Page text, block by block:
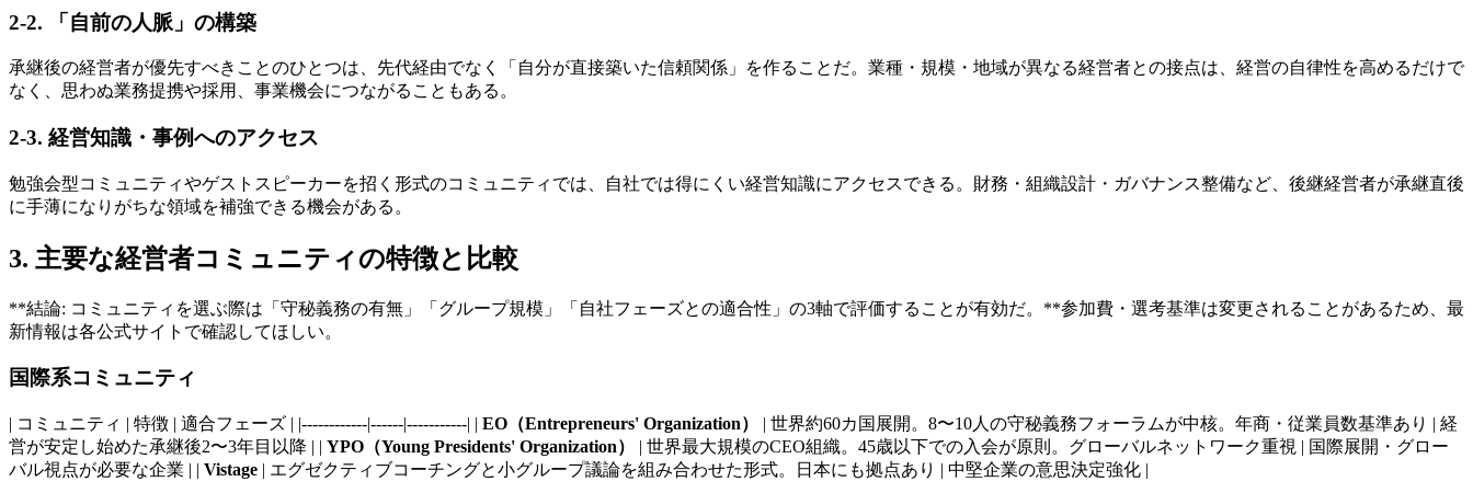
2-2. 「自前の人脈」の構築
承継後の経営者が優先すべきことのひとつは、先代経由でなく「自分が直接築いた信頼関係」を作ることだ。業種・規模・地域が異なる経営者との接点は、経営の自律性を高めるだけで
なく、思わぬ業務提携や採用、事業機会につながることもある。
2-3. 経営知識・事例へのアクセス
勉強会型コミュニティやゲストスピーカーを招く形式のコミュニティでは、自社では得にくい経営知識にアクセスできる。財務・組織設計・ガバナンス整備など、後継経営者が承継直後
に手薄になりがちな領域を補強できる機会がある。
3. 主要な経営者コミュニティの特徴と比較
**結論: コミュニティを選ぶ際は「守秘義務の有無」「グループ規模」「自社フェーズとの適合性」の3軸で評価することが有効だ。**参加費・選考基準は変更されることがあるため、最
新情報は各公式サイトで確認してほしい。
国際系コミュニティ
| コミュニティ | 特徴 | 適合フェーズ | |------------|------|-----------| | EO（Entrepreneurs' Organization）
| 世界約60カ国展開。8〜10人の守秘義務フォーラムが中核。年商・従業員数基準あり | 経
営が安定し始めた承継後2〜3年目以降 | | YPO（Young Presidents' Organization）
| 世界最大規模のCEO組織。45歳以下での入会が原則。グローバルネットワーク重視 | 国際展開・グロー
バル視点が必要な企業 | | Vistage | エグゼクティブコーチングと小グループ議論を組み合わせた形式。日本にも拠点あり | 中堅企業の意思決定強化 |